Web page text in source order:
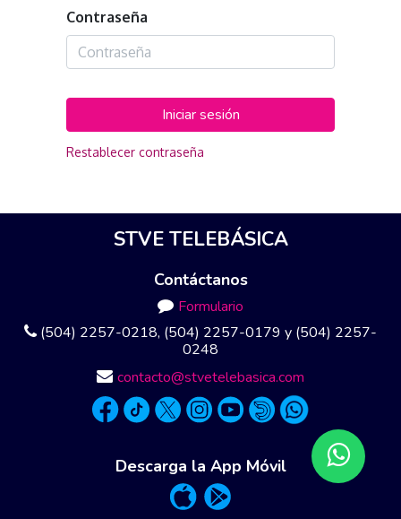
Contraseña
Iniciar sesión
Restablecer contraseña
STVE TELEBÁSICA
Contáctanos
Formulario
(504) 2257-0218, (504) 2257-0179 y (504) 2257-
0248
contacto@stvetelebasica.com
Descarga la App Móvil